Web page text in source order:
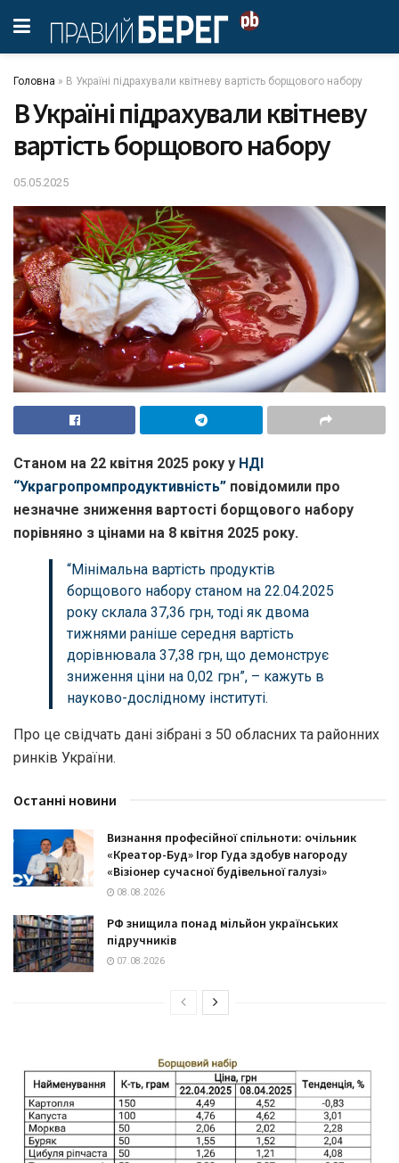
Головна » В Україні підрахували квітневу вартість борщового набору
В Україні підрахували квітневу
вартість борщового набору
05.05.2025
Станом на 22 квітня 2025 року у НДІ
“Украгропромпродуктивність” повідомили про
незначне зниження вартості борщового набору
порівняно з цінами на 8 квітня 2025 року.
“Мінімальна вартість продуктів
борщового набору станом на 22.04.2025
року склала 37,36 грн, тоді як двома
тижнями раніше середня вартість
дорівнювала 37,38 грн, що демонструє
зниження ціни на 0,02 грн”, – кажуть в
науково-дослідному інституті.
Про це свідчать дані зібрані з 50 обласних та районних
ринків України.
Останні новини
Визнання професійної спільноти: очільник
«Креатор-Буд» Ігор Гуда здобув нагороду
«Візіонер сучасної будівельної галузі»
08.08.2026
РФ знищила понад мільйон українських
підручників
07.08.2026